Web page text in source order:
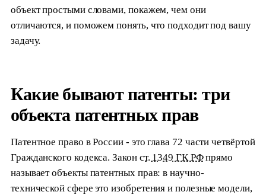
объект простыми словами, покажем, чем они
отличаются, и поможем понять, что подходит под вашу
задачу.
Какие бывают патенты: три
объекта патентных прав
Патентное право в России - это глава 72 части четвёртой
Гражданского кодекса. Закон ст. 1349 ГК РФпрямо
называет объекты патентных прав: в научно-
технической сфере это изобретения и полезные модели,